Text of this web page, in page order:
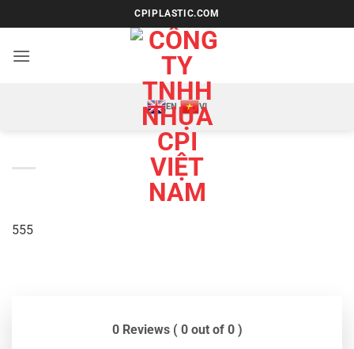
qua
nội
CPIPLASTIC.COM
EN VI
555
0 Reviews ( 0 out of 0 )